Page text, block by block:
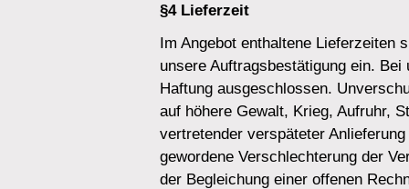
§4 Lieferzeit
Im Angebot enthaltene Lieferzeiten
unsere Auftragsbestätigung ein.
Haftung ausgeschlossen.
auf höhere Gewalt, Krieg, Aufruhr,
vertretender verspäteter
gewordene Verschlechterung der
der Begleichung einer offenen